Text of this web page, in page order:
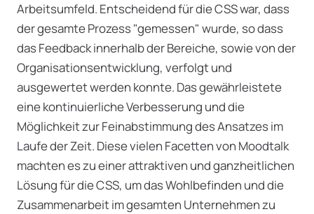
Arbeitsumfeld. Entscheidend für die CSS war, dass
der gesamte Prozess "gemessen" wurde, so dass
das Feedback innerhalb der Bereiche, sowie von der
Organisationsentwicklung, verfolgt und
ausgewertet werden konnte. Das gewährleistete
eine kontinuierliche Verbesserung und die
Möglichkeit zur Feinabstimmung des Ansatzes im
Laufe der Zeit. Diese vielen Facetten von Moodtalk
machten es zu einer attraktiven und ganzheitlichen
Lösung für die CSS, um das Wohlbefinden und die
Zusammenarbeit im gesamten Unternehmen zu